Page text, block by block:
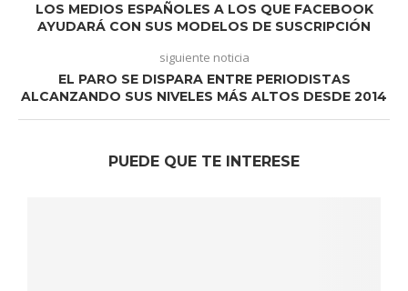
LOS MEDIOS ESPAÑOLES A LOS QUE FACEBOOK
AYUDARÁ CON SUS MODELOS DE SUSCRIPCIÓN
siguiente noticia
EL PARO SE DISPARA ENTRE PERIODISTAS
ALCANZANDO SUS NIVELES MÁS ALTOS DESDE 2014
PUEDE QUE TE INTERESE